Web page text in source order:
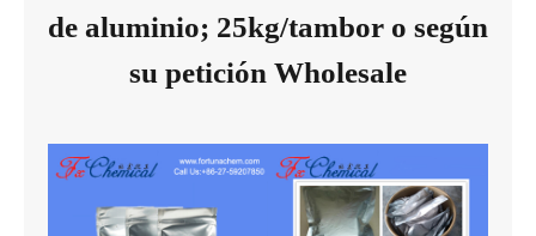
de aluminio; 25kg/tambor o según
su petición Wholesale